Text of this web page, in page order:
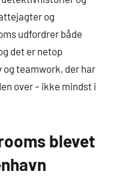
og
udfordrer både
det er netop
teamwork, der har
over – ikke mindst i
blevet